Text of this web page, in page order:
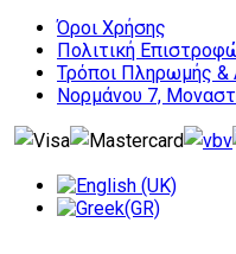
Όροι Χρήσης
Πολιτική
Τρόποι Πληρωμής &
Νορμάνου 7,